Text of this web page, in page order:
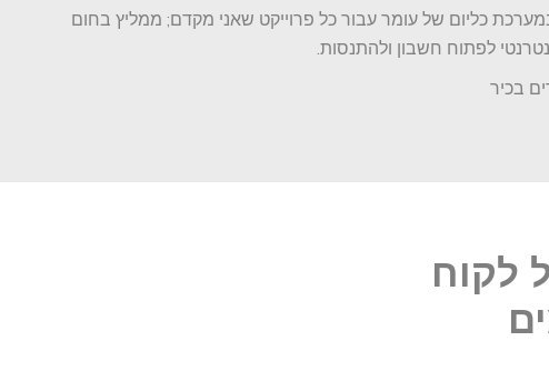
כליום של עומר עבור כל פרוייקט שאני מקדם; ממליץ בחום
לפתוח חשבון ולהתנסות.
בכיר
לקוח